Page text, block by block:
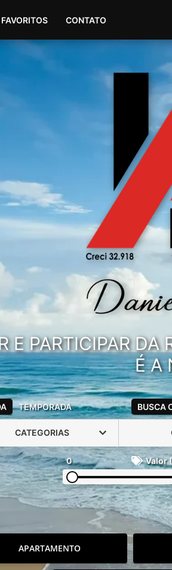
FAVORITOS CONTATO
E PARTICIPAR
É A
TEMPORADA BUSCA
CATEGORIAS
0 Valor
APARTAMENTO